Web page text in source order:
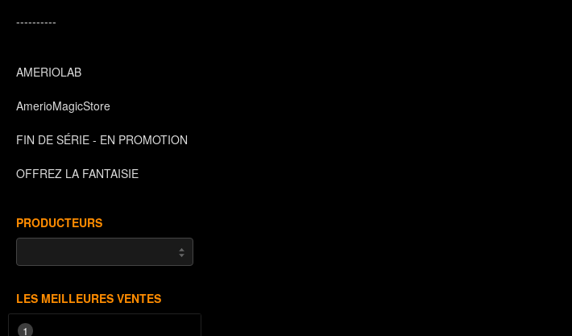
----------
AMERIOLAB
AmerioMagicStore
FIN DE SÉRIE - EN PROMOTION
OFFREZ LA FANTAISIE
PRODUCTEURS
LES MEILLEURES VENTES
1